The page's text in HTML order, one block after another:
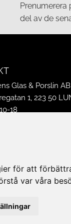
för att
var våra
Prenumerera
del av de
Glas & Porslin AB
1, 223 50
18
öppettider 2026